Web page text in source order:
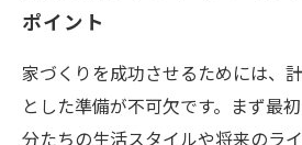
ポイント
家づくりを成功させるためには、
とした準備が不可欠です。まず最
分たちの生活スタイルや将来のラ